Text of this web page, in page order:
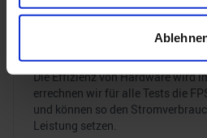
welche bis auf einige Meter
Ihr Gerät durch aktives
Erfahren Sie mehr darüber, wie
verarbeitet werden, und legen
Abschnitt Einzelheitenfest.
3. Effizienz (FPS pro
Die Effizienz von Hardware wird
errechnen wir für alle Tests die
und können so den
Leistung setzen.